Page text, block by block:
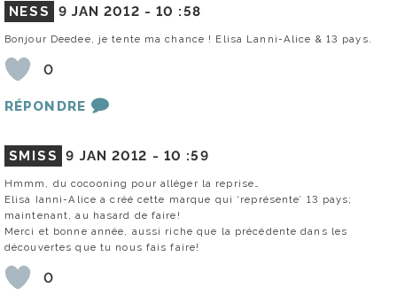
NESS 9 JAN 2012 -10 :58
Bonjour Deedee, je tente ma chance ! Elisa Lanni-Alice & 13 pays.
0
RÉPONDRE
SMISS 9 JAN 2012 - 10 :59
Hmmm, du cocooning pour alléger la reprise…
Elisa Ianni-Alice a créé cette marque qui ‘représente’ 13 pays;
maintenant, au hasard de faire!
Merci et bonne année, aussi riche que la précédente dans les
découvertes que tu nous fais faire!
0